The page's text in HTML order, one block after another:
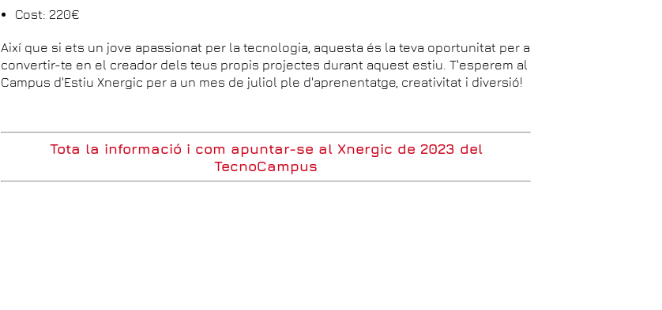
Cost: 220€
Així que si ets un jove apassionat per la tecnologia, aquesta és la teva oportunitat per a
convertir-te en el creador dels teus propis projectes durant aquest estiu. T'esperem al
Campus d'Estiu Xnergic per a un mes de juliol ple d'aprenentatge, creativitat i diversió!
Tota la informació i com apuntar-se al Xnergic de 2023 del
TecnoCampus